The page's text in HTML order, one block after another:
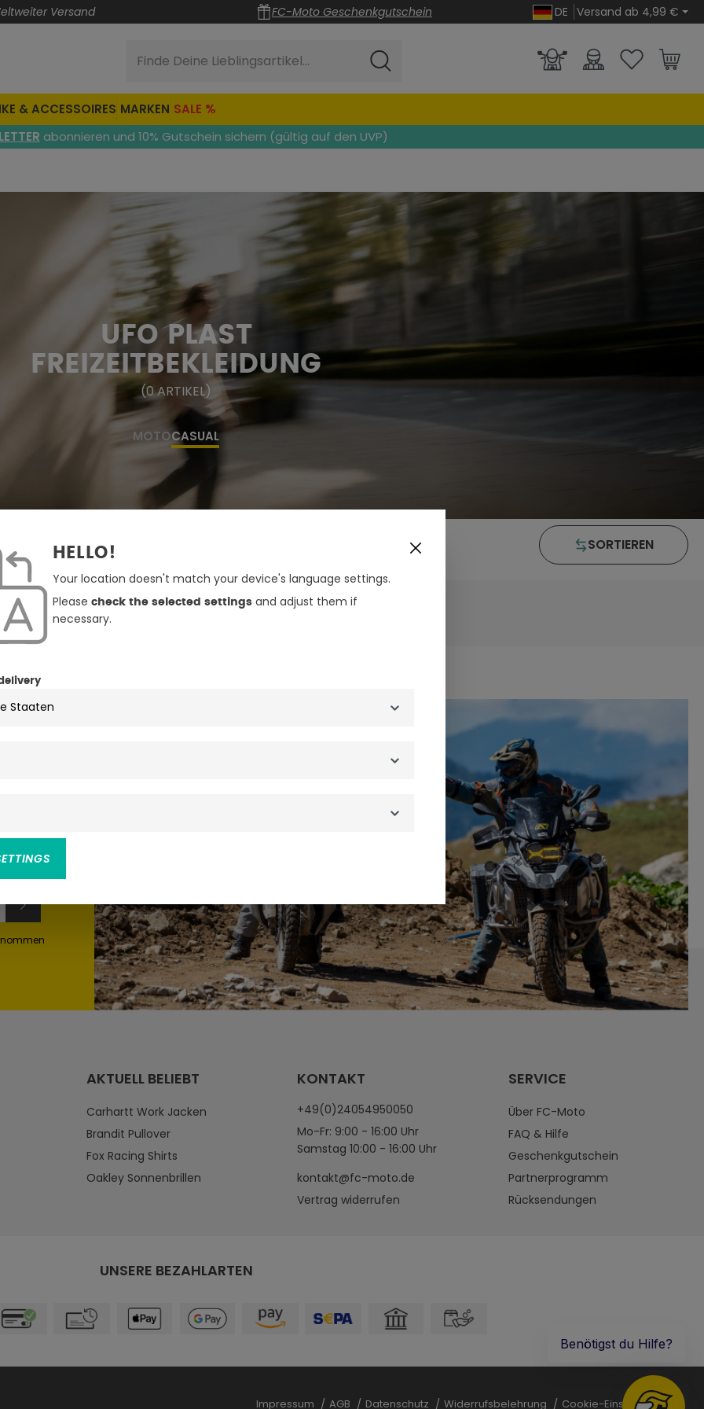
Versand FC-Moto Geschenkgutschein DE Versand ab 4,99 €
Finde Deine Lieblingsartikel...
& ACCESSOIRES MARKEN SALE %
abonnieren und 10% Gutschein sichern (gültig auf den UVP)
UFO PLAST
FREIZEITBEKLEIDUNG
(0ARTIKEL)
MOTOCASUAL
SORTIEREN
AKTUELL BELIEBT
Carhartt Work Jacken
Brandit Pullover
Fox Racing Shirts
Oakley Sonnenbrillen
KONTAKT
+49(0)24054950050
Mo-Fr: 9:00 - 16:00 Uhr
Samstag 10:00 - 16:00 Uhr
kontakt@fc-moto.de
Vertrag widerrufen
SERVICE
Über FC-Moto
FAQ & Hilfe
Geschenkgutschein
Partnerprogramm
Rücksendungen
UNSERE BEZAHLARTEN
Impressum AGB Datenschutz Widerrufsbelehrung Cookie-Einstellungen
HELLO!
Your location doesn't match your device's language settings.
Please check the selected settingsand adjust them if
necessary.